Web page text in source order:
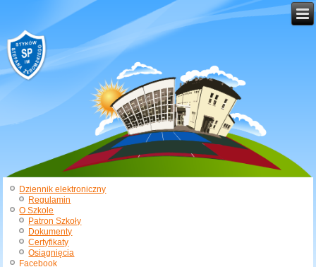
Dziennik elektroniczny
Regulamin
O Szkole
Patron Szkoły
Dokumenty
Certyfikaty
Osiągnięcia
Facebook